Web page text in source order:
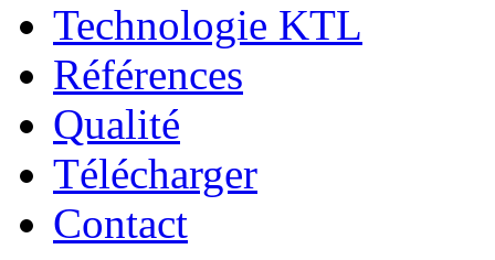
Technologie KTL
Références
Qualité
Télécharger
Contact